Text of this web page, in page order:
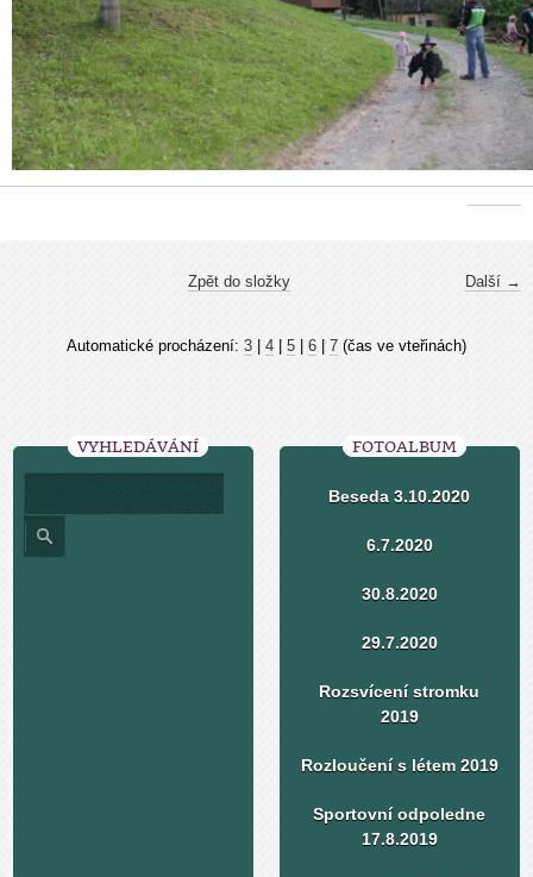
Další →
Zpět do složky
Automatické procházení: 3 4 5 6 7 (čas ve vteřinách)
VYHLEDÁVÁNÍ FOTOALBUM
Beseda 3.10.2020
6.7.2020
30.8.2020
29.7.2020
Rozsvícení stromku
2019
Rozloučení s létem 2019
Sportovní odpoledne
17.8.2019